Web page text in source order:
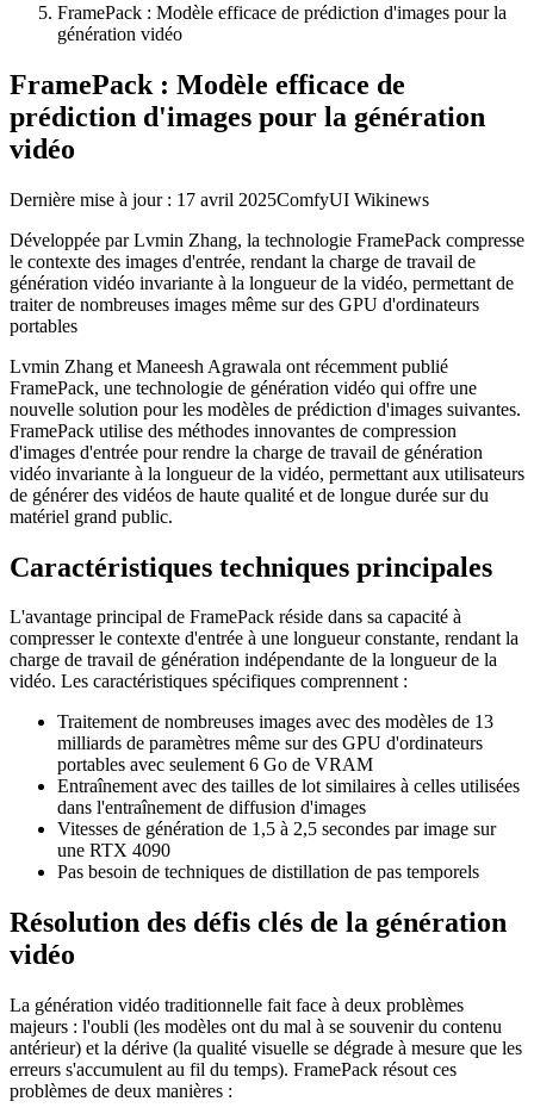
FramePack : Modèle efficace de prédiction d'images pour la
génération vidéo
FramePack : Modèle efficace de
prédiction d'images pour la génération
vidéo
Dernière mise à jour : 17 avril 2025ComfyUI Wikinews
Développée par Lvmin Zhang, la technologie FramePack compresse
le contexte des images d'entrée, rendant la charge de travail de
génération vidéo invariante à la longueur de la vidéo, permettant de
traiter de nombreuses images même sur des GPU d'ordinateurs
portables
Lvmin Zhang et Maneesh Agrawala ont récemment publié
FramePack, une technologie de génération vidéo qui offre une
nouvelle solution pour les modèles de prédiction d'images suivantes.
FramePack utilise des méthodes innovantes de compression
d'images d'entrée pour rendre la charge de travail de génération
vidéo invariante à la longueur de la vidéo, permettant aux utilisateurs
de générer des vidéos de haute qualité et de longue durée sur du
matériel grand public.
Caractéristiques techniques principales
L'avantage principal de FramePack réside dans sa capacité à
compresser le contexte d'entrée à une longueur constante, rendant la
charge de travail de génération indépendante de la longueur de la
vidéo. Les caractéristiques spécifiques comprennent :
Traitement de nombreuses images avec des modèles de 13
milliards de paramètres même sur des GPU d'ordinateurs
portables avec seulement 6 Go de VRAM
Entraînement avec des tailles de lot similaires à celles utilisées
dans l'entraînement de diffusion d'images
Vitesses de génération de 1,5 à 2,5 secondes par image sur
une RTX 4090
Pas besoin de techniques de distillation de pas temporels
Résolution des défis clés de la génération
vidéo
La génération vidéo traditionnelle fait face à deux problèmes
majeurs : l'oubli (les modèles ont du mal à se souvenir du contenu
antérieur) et la dérive (la qualité visuelle se dégrade à mesure que les
erreurs s'accumulent au fil du temps). FramePack résout ces
problèmes de deux manières :